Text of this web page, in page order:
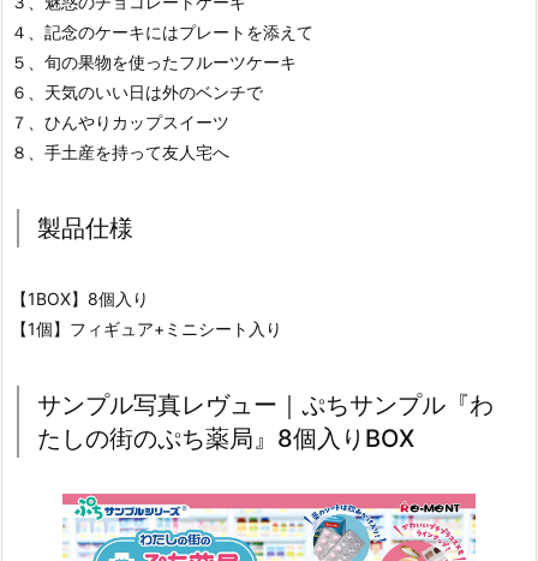
４、記念のケーキにはプレートを添えて
５、旬の果物を使ったフルーツケーキ
６、天気のいい日は外のベンチで
７、ひんやりカップスイーツ
８、手土産を持って友人宅へ
製品仕様
【1BOX】8個入り
【1個】フィギュア+ミニシート入り
サンプル写真レヴュー｜ぷちサンプル『わ
たしの街のぷち薬局』8個入りBOX